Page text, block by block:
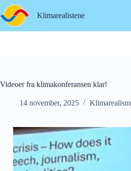
Hopp
til
innholdet
Klimarealistene
Videoer fra klimakonferansen klar!
14 november, 2025